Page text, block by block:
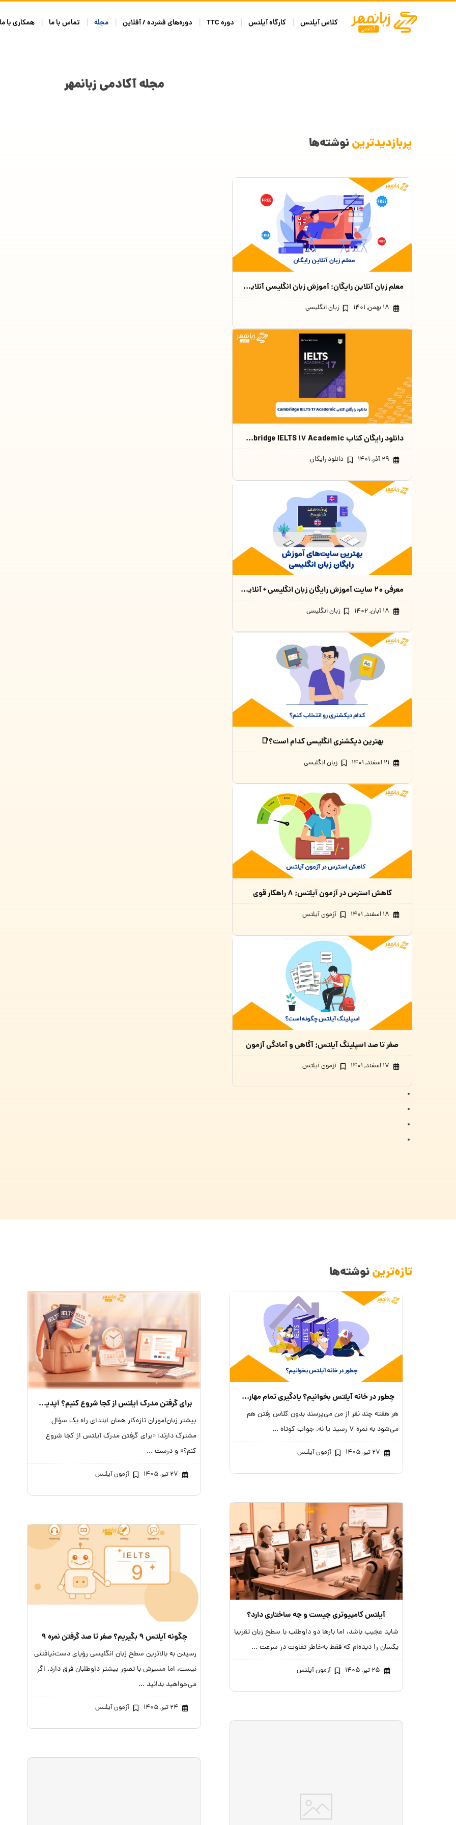
کلاس آیلتس کارگاه آیلتس دوره TTC دوره‌های فشرده / آفلاین مجله تماس با ما همکاری با ما
مجله آکادمی زبانمهر
پربازدیدتریننوشته‌ها
معلم زبان آنلاین رایگان؛ آموزش زبان انگلیسی آنلاین رایگان
۱۸ بهمن, ۱۴۰۱ زبان انگلیسی
دانلود رایگان کتاب Cambridge IELTS ۱۷ Academic
۲۹ آذر, ۱۴۰۱ دانلود رایگان
معرفی ۲۰ سایت آموزش رایگان زبان انگلیسی + آنلاین و کاربردی
۱۸ آبان, ۱۴۰۲ زبان انگلیسی
بهترین دیکشنری انگلیسی کدام است؟📑
۲۱ اسفند, ۱۴۰۱ زبان انگلیسی
کاهش استرس در آزمون آیلتس; ۸ راهکار قوی
۱۸ اسفند, ۱۴۰۱ آزمون آیلتس
صفر تا صد اسپلینگ آیلتس; آگاهی و آمادگی آزمون
۱۷ اسفند, ۱۴۰۱ آزمون آیلتس
تازه‌تریننوشته‌ها
چطور در خانه آیلتس بخوانیم؟ یادگیری تمام مهارت های آن در منزل
هر هفته چند نفر از من می‌پرسند بدون کلاس رفتن هم
می‌شود به نمره ۷ رسید یا نه. جواب کوتاه ...
۲۷ تیر, ۱۴۰۵ آزمون آیلتس
برای گرفتن مدرک آیلتس از کجا شروع کنیم؟ آپدیت ۲۰۲۶
بیشتر زبان‌آموزان تازه‌کار همان ابتدای راه یک سؤال
مشترک دارند: «برای گرفتن مدرک آیلتس از کجا شروع
کنم؟» و درست ...
۲۷ تیر, ۱۴۰۵ آزمون آیلتس
آیلتس کامپیوتری چیست و چه ساختاری دارد؟
شاید عجیب باشد، اما بارها دو داوطلب با سطح زبان تقریبا
یکسان را دیده‌ام که فقط به‌خاطر تفاوت در سرعت ...
۲۵ تیر, ۱۴۰۵ آزمون آیلتس
چگونه آیلتس ۹ بگیریم؟ صفر تا صد گرفتن نمره ۹
رسیدن به بالاترین سطح زبان انگلیسی رؤیای دست‌نیافتنی
نیست، اما مسیرش با تصور بیشتر داوطلبان فرق دارد. اگر
می‌خواهید بدانید ...
۲۴ تیر, ۱۴۰۵ آزمون آیلتس